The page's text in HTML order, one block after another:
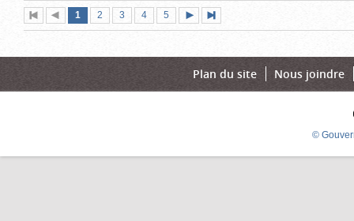
Première
page
Page
précédente
Page
1 (page
actuelle)
Page
2 Page
3 Page
4 Page
5
suivante
page
Plan du site Nous joindre
©